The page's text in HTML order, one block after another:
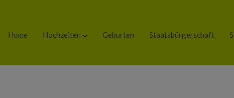
Home Hochzeiten Geburten Staatsbürgerschaft